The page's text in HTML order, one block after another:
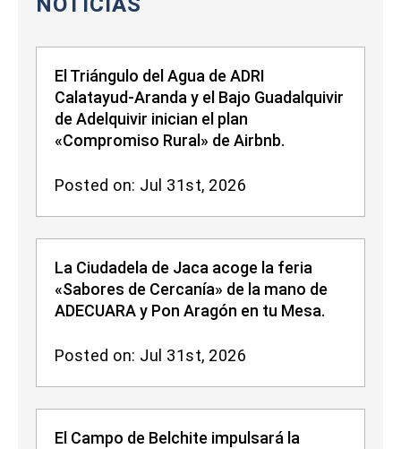
El Triángulo del Agua de ADRI
Calatayud-Aranda y el Bajo Guadalquivir
de Adelquivir inician el plan
«Compromiso Rural» de Airbnb.
Posted on: Jul 31st, 2026
La Ciudadela de Jaca acoge la feria
«Sabores de Cercanía» de la mano de
ADECUARA y Pon Aragón en tu Mesa.
Posted on: Jul 31st, 2026
El Campo de Belchite impulsará la